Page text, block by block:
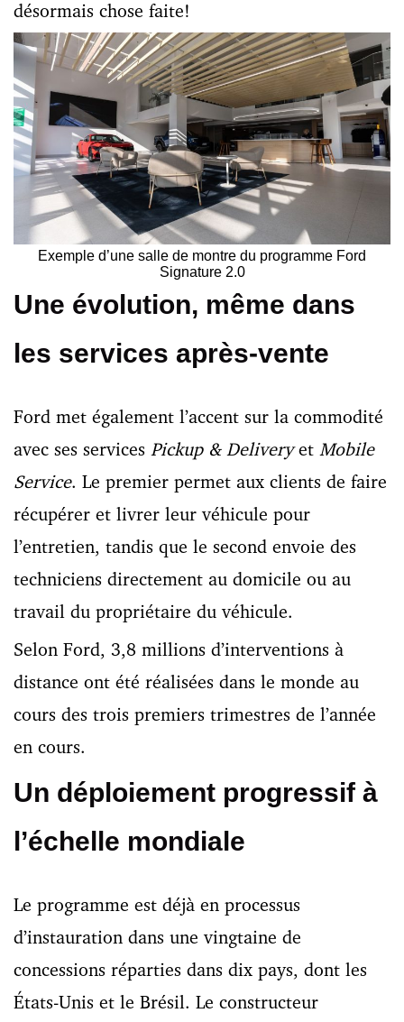
désormais chose faite!
Exemple d’une salle de montre du programme Ford
Signature 2.0
Une évolution, même dans
les services après-vente
Ford met également l’accent sur la commodité
avec ses services Pickup & Deliveryet Mobile
Service. Le premier permet aux clients de faire
récupérer et livrer leur véhicule pour
l’entretien, tandis que le second envoie des
techniciens directement au domicile ou au
travail du propriétaire du véhicule.
Selon Ford, 3,8 millions d’interventions à
distance ont été réalisées dans le monde au
cours des trois premiers trimestres de l’année
en cours.
Un déploiement progressif à
l’échelle mondiale
Le programme est déjà en processus
d’instauration dans une vingtaine de
concessions réparties dans dix pays, dont les
États-Unis et le Brésil. Le constructeur